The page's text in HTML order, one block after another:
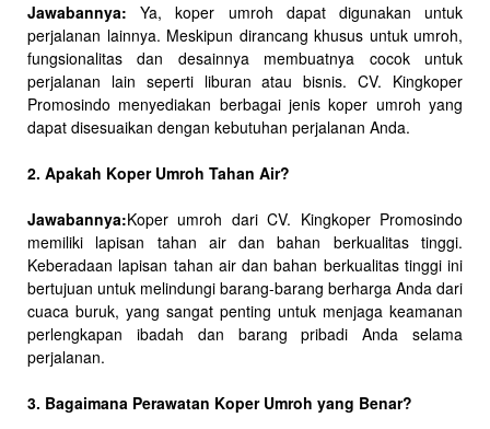
Jawabannya: Ya, koper umroh dapat digunakan untuk
perjalanan lainnya. Meskipun dirancang khusus untuk umroh,
fungsionalitas dan desainnya membuatnya cocok untuk
perjalanan lain seperti liburan atau bisnis. CV. Kingkoper
Promosindo menyediakan berbagai jenis koper umroh yang
dapat disesuaikan dengan kebutuhan perjalanan Anda.
2. Apakah Koper Umroh Tahan Air?
Jawabannya:Koper umroh dari CV. Kingkoper Promosindo
memiliki lapisan tahan air dan bahan berkualitas tinggi.
Keberadaan lapisan tahan air dan bahan berkualitas tinggi ini
bertujuan untuk melindungi barang-barang berharga Anda dari
cuaca buruk, yang sangat penting untuk menjaga keamanan
perlengkapan ibadah dan barang pribadi Anda selama
perjalanan.
3. Bagaimana Perawatan Koper Umroh yang Benar?